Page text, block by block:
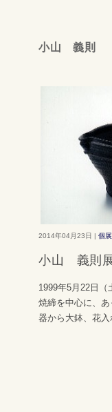
小山 義則
2014年04月23日 | 個
小山 義則
1999年5月22日
焼締を中心に、
器から大鉢、花入